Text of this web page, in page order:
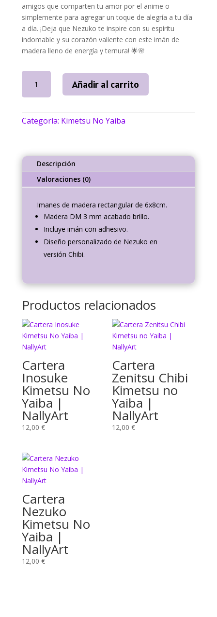
amigos que comparten tu amor por el anime o
simplemente para agregar un toque de alegría a tu día
a día. ¡Deja que Nezuko te inspire con su espíritu
indomable y su corazón valiente con este imán de
madera lleno de energía y ternura! 🌟🌸
Nezuko
Chibi
no
NallyArt
cantidad
Añadir al carrito
Categoría: Kimetsu No Yaiba
Descripción
Valoraciones (0)
Imanes de madera rectangular de 6x8cm.
Madera DM 3 mm acabado brillo.
Incluye imán con adhesivo.
Diseño personalizado de Nezuko en
versión Chibi.
Productos relacionados
Cartera
Inosuke
Kimetsu No
Yaiba |
NallyArt
12,00 €
Cartera
Zenitsu Chibi
Kimetsu no
Yaiba |
NallyArt
12,00€
Cartera
Nezuko
Kimetsu No
Yaiba |
NallyArt
12,00 €